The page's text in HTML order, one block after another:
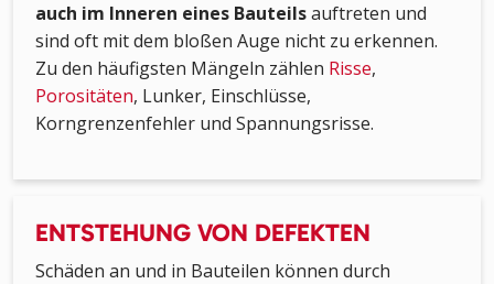
auch im Inneren eines Bauteilsauftreten und
sind oft mit dem bloßen Auge nicht zu erkennen.
Zu den häufigsten Mängeln zählen Risse,
Porositäten, Lunker, Einschlüsse,
Korngrenzenfehler und Spannungsrisse.
ENTSTEHUNG VON DEFEKTEN
Schäden an und in Bauteilen können durch